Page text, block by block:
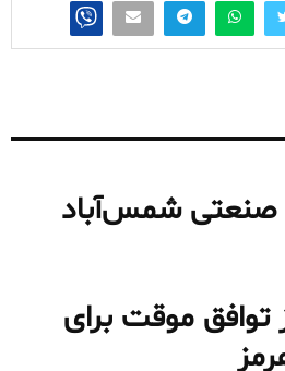
صنعتی شمس‌آباد
توافق موقت برای